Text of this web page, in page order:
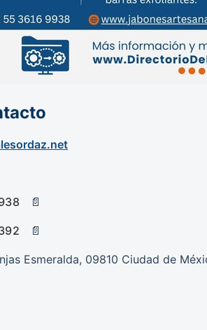
Esmeralda, 09810 Ciudad de